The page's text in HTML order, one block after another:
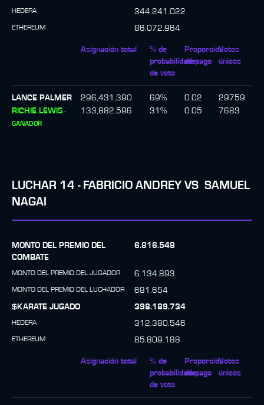
HEDERA 344.241.022
ETHEREUM 86.072.964
Asignación total
% de
probabilidades
de voto
Proporción
de pago
Votos
únicos
LANCE PALMER 296,431,390 69% 0.02
29759
RICHIE LEWIS -
GANADOR
133,882,596 31% 0.05 7683
LUCHAR 14 - FABRICIO ANDREY VS SAMUEL
NAGAI
MONTO DEL PREMIO DEL
COMBATE
6.816.548
MONTO DEL PREMIO DEL JUGADOR 6.134.893
MONTO DEL PREMIO DEL LUCHADOR
681.654
$KARATE JUGADO
398.189.734
HEDERA 312.380.546
ETHEREUM 85.809.188
Asignación total
% de
probabilidades
de voto
Proporción
de pago
Votos
únicos